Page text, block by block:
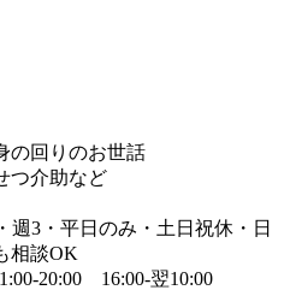
の回りのお世話
つ介助など
3・平日のみ・土日祝休・日
相談OK
20:00 16:00-翌10:00